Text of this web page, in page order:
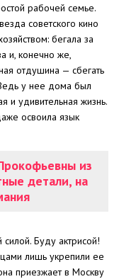
рабочей семье.
советского кино
бегала за
и, конечно же,
отдушина — сбегать
у нее дома был
и удивительная жизнь.
освоила язык
из
детали, на
Буду актрисой!
лишь укрепили ее
приезжает в Москву